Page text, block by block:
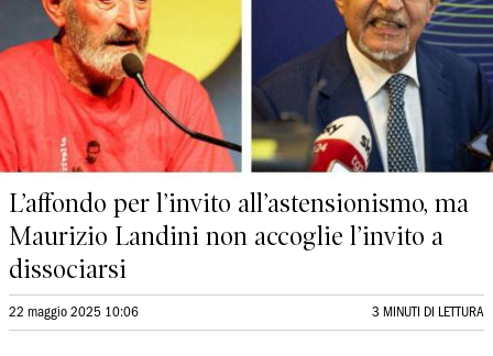
L’affondo per l’invito all’astensionismo, ma
Maurizio Landini non accoglie l’invito a
dissociarsi
22 maggio 2025 10:06 3 MINUTI DI LETTURA